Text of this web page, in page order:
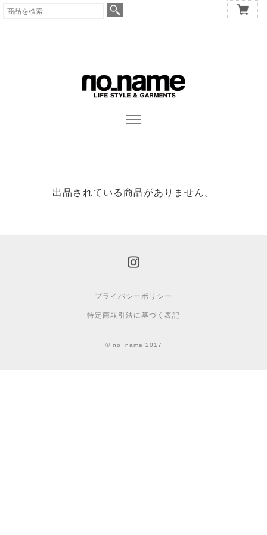
出品されている商品がありません。
プライバシーポリシー
特定商取引法に基づく表記
© no_name 2017